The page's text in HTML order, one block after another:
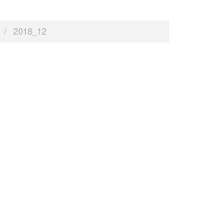
/ 2018_12